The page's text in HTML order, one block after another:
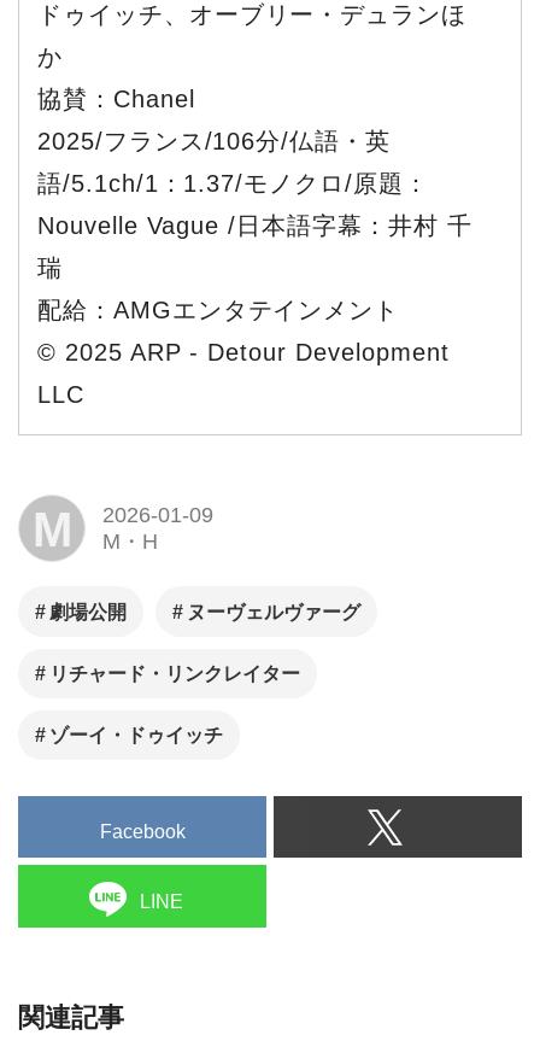
ドゥイッチ、オーブリー・デュランほ
か
協賛：Chanel
2025/フランス/106分/仏語・英
語/5.1ch/1：1.37/モノクロ/原題：
Nouvelle Vague /日本語字幕：井村 千
瑞
配給：AMGエンタテインメント
© 2025 ARP - Detour Development
LLC
M
2026-01-09
M・H
劇場公開 ヌーヴェルヴァーグ
リチャード・リンクレイター
ゾーイ・ドゥイッチ
Facebook
LINE
関連記事